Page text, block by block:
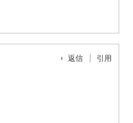
返信 引用